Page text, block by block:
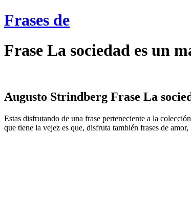
Frases de
Frase La sociedad es un
Augusto Strindberg Frase La
Estas disfrutando de una frase perteneciente a la
que tiene la vejez es que, disfruta también frases de amor,